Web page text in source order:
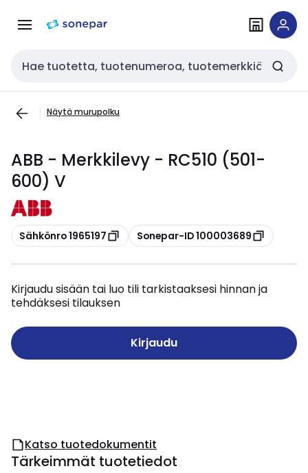
navigointiinsisältöön
Haku
Näytä murupolku
ABB - Merkkilevy - RC510 (501-
600) V
Kopioi
Sähkönro 1965197 Kopioi
Sonepar-ID 100003689
Kirjaudu sisään tai luo tili tarkistaaksesi hinnan ja
tehdäksesi tilauksen
Kirjaudu
Katso tuotedokumentit
Tärkeimmät tuotetiedot